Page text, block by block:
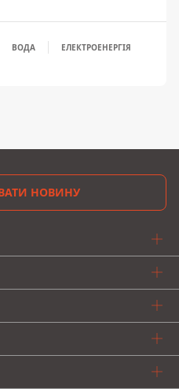
ВОДА ЕЛЕКТРОЕНЕРГІЯ
НОВИНУ